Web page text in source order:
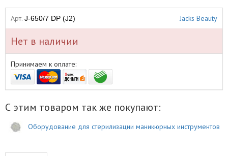
Арт. J-650/7 DP (J2) Jacks Beauty
Нет в наличии
Принимаем к оплате:
С этим товаром так же покупают:
Оборудование для стерилизации маникюрных инструментов